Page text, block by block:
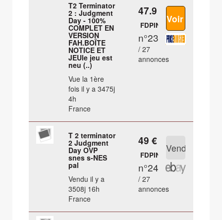
T2 Terminator
2 : Judgment
Day - 100%
COMPLET EN
VERSION
FAH.BOÎTE
NOTICE ET
JEUle jeu est
neu (..)
Vue la 1ère
fois il y a 3475j
4h
France
47.9 €
FDPIN
n°23
/ 27
annonces
T 2 terminator
2 Judgment
Day OVP
snes s-NES
pal
Vendu il y a
3508j 16h
France
49 €
FDPIN
n°24
/ 27
annonces